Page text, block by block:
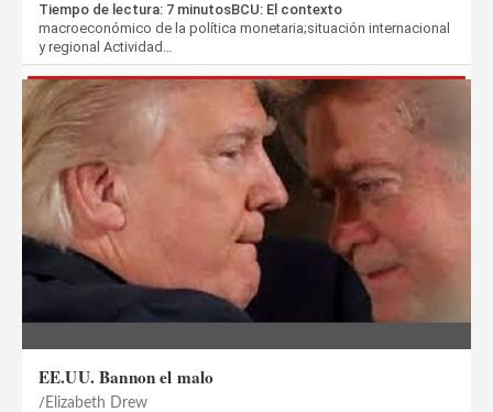
Tiempo de lectura: 7 minutosBCU: El contexto
macroeconómico de la política monetaria;situación internacional
y regional Actividad…
EE.UU. Bannon el malo
Elizabeth Drew